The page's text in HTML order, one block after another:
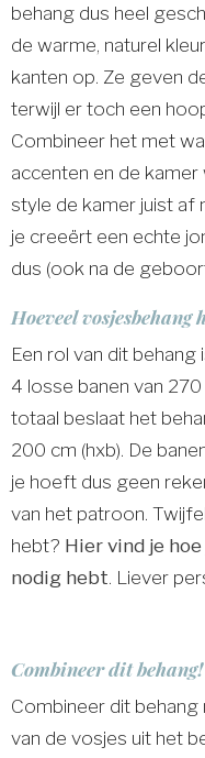
behang dus heel
de warme, naturel
kanten op. Ze geven
terwijl er toch een
Combineer het met
accenten en de
style de kamer juist af
je creeërt een echte
dus (ook na de
Hoeveel vosjesbehang
Een rol van dit
4 losse banen van
totaal beslaat het
200 cm (hxb). De
je hoeft dus geen
van het patroon.
hebt? Hier vind je
nodig hebt. Liever
Combineer dit behang!
Combineer dit
van de vosjes uit het